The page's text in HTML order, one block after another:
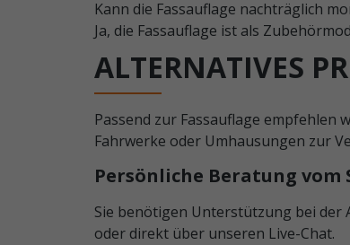
Kann die Fassauflage nachträglich
Ja, die Fassauflage ist als
ALTERNATIVES
Passend zur Fassauflage empfehlen
Fahrwerke oder Umhausungen zur
Persönliche Beratung vom
Sie benötigen Unterstützung bei der
oder direkt über unseren Live-Chat.